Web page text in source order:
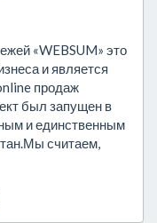
«WEBSUM» это
и является
продаж
был запущен в
и единственным
считаем,